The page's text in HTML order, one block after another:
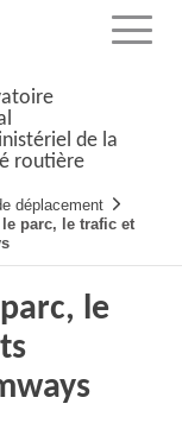
Menu
de la
routière
déplacement
parc, le trafic et
le